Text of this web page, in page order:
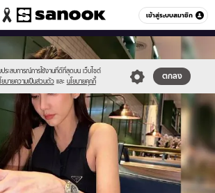
เข้าสู่ระบบสมาชิก
หมวดอื่นๆ
ประสบการณ์การใช้งานที่ดีที่สุดบน เว็บไซต์
ยบายความเป็นส่วนตัว และ นโยบายคุกกี้
ตกลง
images/logo-
1912/9560926/aumm.jpg